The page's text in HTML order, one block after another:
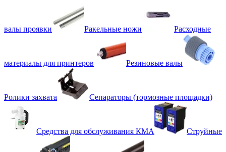
валы проявки Ракельные ножи Расходные
материалы для принтеров Резиновые валы
Ролики захвата Сепараторы (тормозные площадки)
Средства для обслуживания КМА Струйные